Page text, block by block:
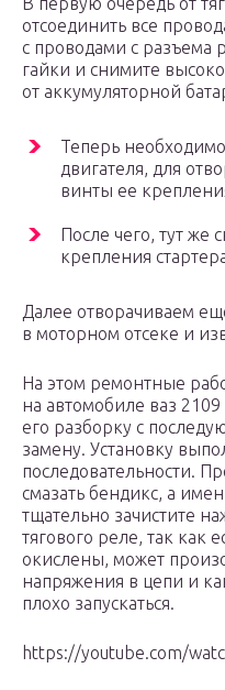
отсоединить все
с проводами с разъема
гайки и снимите
от аккумуляторной
Теперь
двигателя, для
винты ее
После чего, тут же
крепления
Далее отворачиваем
в моторном отсеке и
На этом ремонтные
на автомобиле ваз
его разборку с
замену. Установку
последовательности.
смазать бендикс, а
тщательно зачистите
тягового реле, так как
окислены, может
напряжения в цепи и
плохо запускаться.
https://youtube.com/